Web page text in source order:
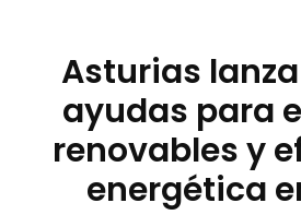
Asturias
ayudas para
renovables y
energética